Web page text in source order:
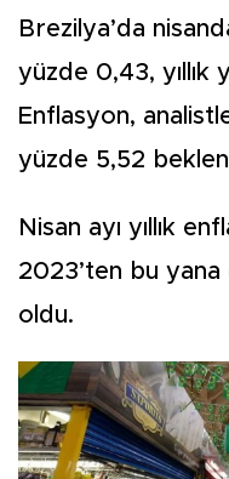
Brezilya’da
yüzde 0,43, yıllık
Enflasyon,
yüzde 5,52
Nisan ayı yıllık
2023’ten bu
oldu.